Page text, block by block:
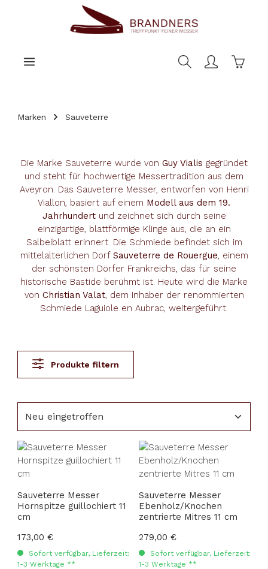
Marken Sauveterre
Die Marke Sauveterre wurde von Guy Vialis gegründet
und steht für hochwertige Messertradition aus dem
Aveyron. Das Sauveterre Messer, entworfen von Henri
Viallon, basiert auf einem Modell aus dem 19.
Jahrhundert und zeichnet sich durch seine
einzigartige, blattförmige Klinge aus, die an ein
Salbeiblatt erinnert. Die Schmiede befindet sich im
mittelalterlichen Dorf Sauveterre de Rouergue, einem
der schönsten Dörfer Frankreichs, das für seine
historische Bastide berühmt ist. Heute wird die Marke
von Christian Valat, dem Inhaber der renommierten
Schmiede Laguiole en Aubrac, weitergeführt.
Produkte filtern
Sauveterre Messer
Hornspitze guillochiert 11
cm
Regulärer Preis:
173,00 €
Sofort verfügbar, Lieferzeit:
1-3 Werktage **
Sauveterre Messer
Ebenholz/Knochen
zentrierte Mitres 11 cm
Regulärer Preis:
279,00 €
Sofort verfügbar, Lieferzeit:
1-3 Werktage **